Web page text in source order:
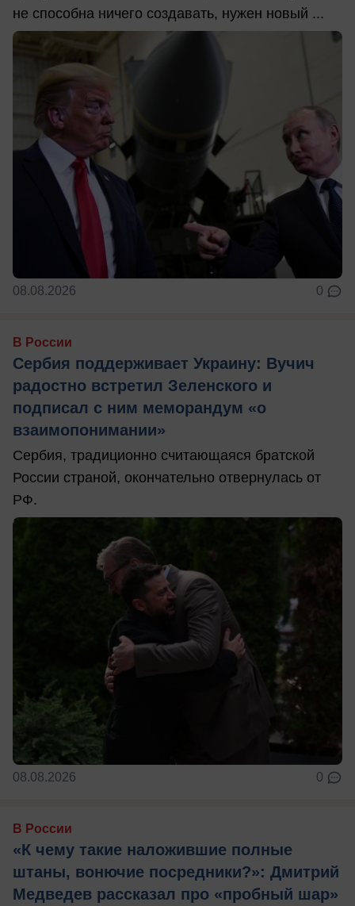
не способна ничего создавать, нужен новый ...
08.08.2026 0
В России
Сербия поддерживает Украину: Вучич
радостно встретил Зеленского и
подписал с ним меморандум «о
взаимопонимании»
Сербия, традиционно считающаяся братской
России страной, окончательно отвернулась от
РФ.
08.08.2026 0
В России
«К чему такие наложившие полные
штаны, вонючие посредники?»: Дмитрий
Медведев рассказал про «пробный шар»